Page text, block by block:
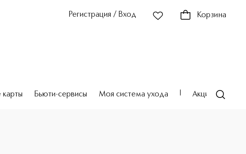
Регистрация / Вход Корзина
карты Бьюти-сервисы Моя система ухода Акции